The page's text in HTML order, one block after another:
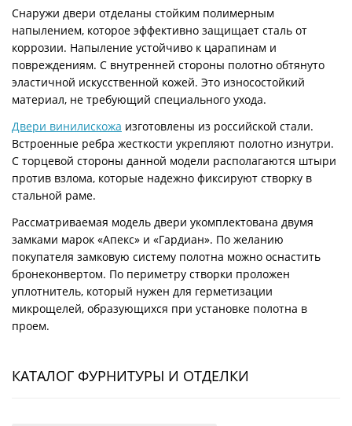
Снаружи двери отделаны стойким полимерным
напылением, которое эффективно защищает сталь от
коррозии. Напыление устойчиво к царапинам и
повреждениям. С внутренней стороны полотно обтянуто
эластичной искусственной кожей. Это износостойкий
материал, не требующий специального ухода.
Двери винилискожа изготовлены из российской стали.
Встроенные ребра жесткости укрепляют полотно изнутри.
С торцевой стороны данной модели располагаются штыри
против взлома, которые надежно фиксируют створку в
стальной раме.
Рассматриваемая модель двери укомплектована двумя
замками марок «Апекс» и «Гардиан». По желанию
покупателя замковую систему полотна можно оснастить
бронеконвертом. По периметру створки проложен
уплотнитель, который нужен для герметизации
микрощелей, образующихся при установке полотна в
проем.
КАТАЛОГ ФУРНИТУРЫ И ОТДЕЛКИ